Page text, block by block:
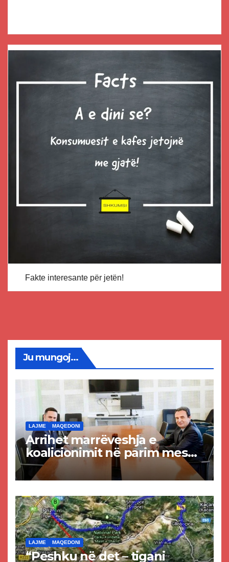
Fakte interesante për jetën!
Ju mungoj...
LAJME MAQEDONI
Arrihet marrëveshja e
koalicionimit në parim mes
Kurtit dhe Abdixhikut
LAJME MAQEDONI
“Peshku në det – tigani